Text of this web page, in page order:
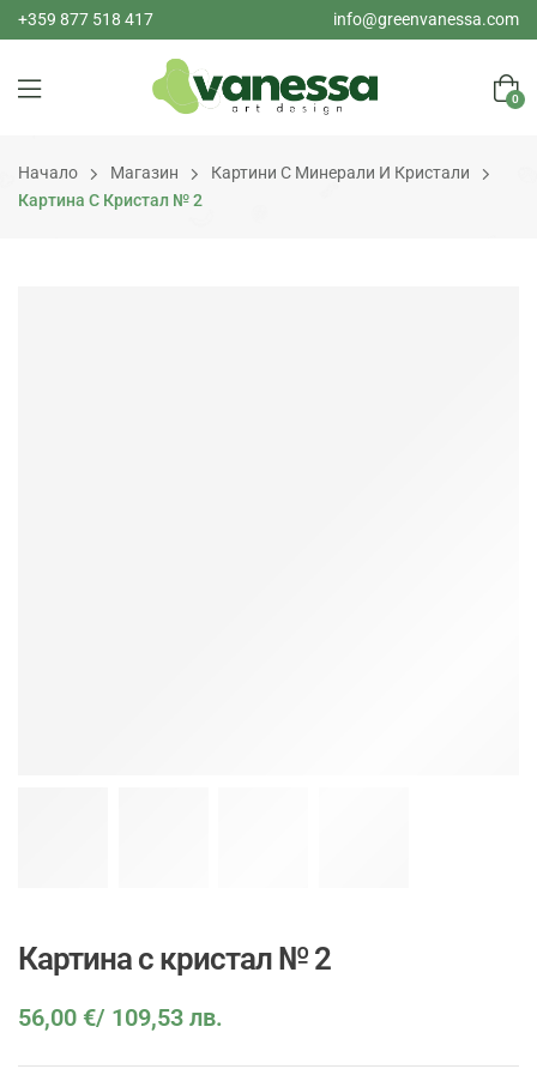
+359 877 518 417 info@greenvanessa.com
0
Начало Магазин
Картини С Минерали И Кристали
Картина С Кристал № 2
Картина с кристал № 2
56,00 €/ 109,53 лв.